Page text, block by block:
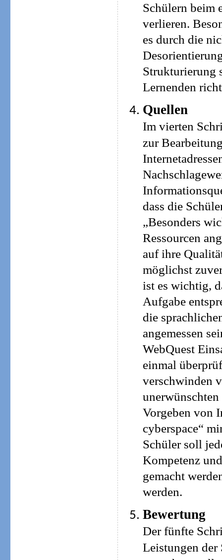
Schülern beim
verlieren.
es durch die
Strukturierung
Lernenden
Quellen
Im vierten
zur
dass die
„Besonders
Ressourcen
auf ihre
möglichst
ist es wichtig,
Aufgabe
die
angemessen
WebQuest
einmal
verschwinden
Vorgeben von
cyberspace“
Schüler soll
Kompetenz
gemacht
werden.
Bewertung
Der fünfte
Leistungen der